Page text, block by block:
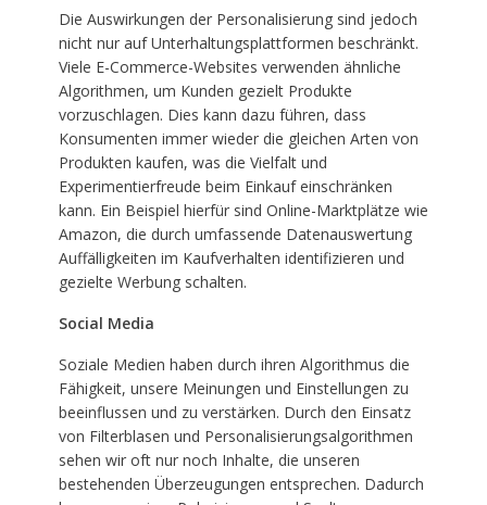
Die Auswirkungen der Personalisierung sind jedoch
nicht nur auf Unterhaltungsplattformen beschränkt.
Viele E-Commerce-Websites verwenden ähnliche
Algorithmen, um Kunden gezielt Produkte
vorzuschlagen. Dies kann dazu führen, dass
Konsumenten immer wieder die gleichen Arten von
Produkten kaufen, was die Vielfalt und
Experimentierfreude beim Einkauf einschränken
kann. Ein Beispiel hierfür sind Online-Marktplätze wie
Amazon, die durch umfassende Datenauswertung
Auffälligkeiten im Kaufverhalten identifizieren und
gezielte Werbung schalten.
Social Media
Soziale Medien haben durch ihren Algorithmus die
Fähigkeit, unsere Meinungen und Einstellungen zu
beeinflussen und zu verstärken. Durch den Einsatz
von Filterblasen und Personalisierungsalgorithmen
sehen wir oft nur noch Inhalte, die unseren
bestehenden Überzeugungen entsprechen. Dadurch